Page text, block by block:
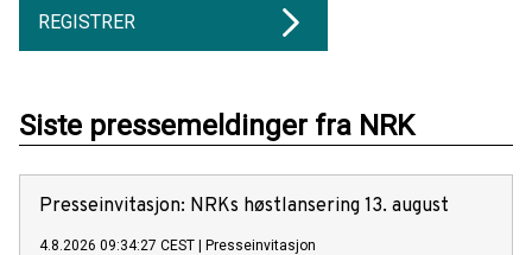
REGISTRER
Siste pressemeldinger fra NRK
Presse­invita­sjon: NRKs høst­lansering 13. august
4.8.2026 09:34:27 CEST | Presseinvitasjon